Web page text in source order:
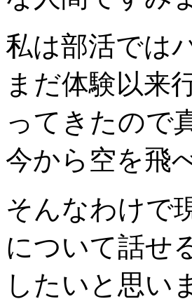
私は部活では
まだ体験以来
ってきたので
今から空を飛
そんなわけで
について話せ
したいと思い